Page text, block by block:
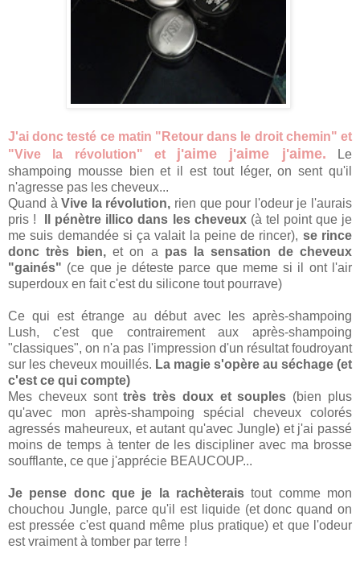
J'ai donc testé ce matin "Retour dans le droit chemin" et
"Vive la révolution" et j'aime j'aime j'aime. Le
shampoing mousse bien et il est tout léger, on sent qu'il
n'agresse pas les cheveux...
Quand àVive la révolution, rien que pour l'odeur je l'aurais
pris !
Il pénètre illico dans les cheveux(à tel point que je
me suis demandée si ça valait la peine de rincer), se rince
donc très bien,et on a pas la sensation de cheveux
"gainés" (ce que je déteste parce que meme si il ont l'air
superdoux en fait c'est du silicone tout pourrave)
Ce qui est étrange au début avec les après-shampoing
Lush, c'est que contrairement aux après-shampoing
"classiques", on n'a pas l'impression d'un résultat foudroyant
sur les cheveux mouillés. La magie s'opère au séchage (et
c'est ce qui compte)
Mes cheveux sonttrès très doux et souples (bien plus
qu'avec mon après-shampoing spécial cheveux colorés
agressés maheureux, et autant qu'avec Jungle) et j'ai passé
moins de temps à tenter de les discipliner avec ma brosse
soufflante, ce que j'apprécie BEAUCOUP...
Je pense donc que je la rachèterais tout comme mon
chouchou Jungle, parce qu'il est liquide (et donc quand on
est pressée c'est quand même plus pratique) et que l'odeur
est vraiment à tomber par terre !